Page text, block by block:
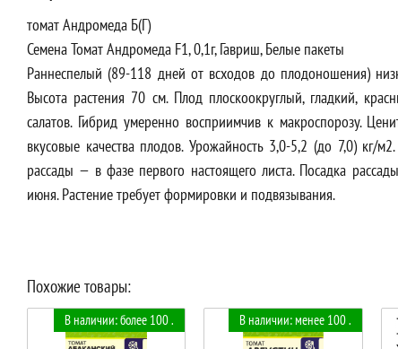
томат Андромеда Б(Г)
Семена Томат Андромеда F1, 0,1г, Гавриш, Белые пакеты
Раннеспелый (89-118 дней от всходов до плодоношения)
Высота растения 70 см. Плод плоскоокруглый, гладкий,
салатов. Гибрид умеренно восприимчив к макроспорозу.
вкусовые качества плодов. Урожайность 3,0-5,2 (до 7,0) кг/
рассады — в фазе первого настоящего листа. Посадка
июня. Растение требует формировки и подвязывания.
Похожие товары:
В наличии: более 100 . В наличии: менее 100 .